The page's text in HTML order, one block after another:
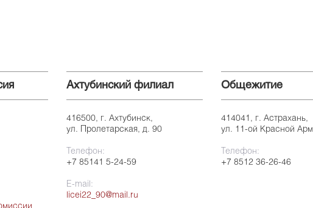
Ахтубинский филиал
416500, г. Ахтубинск,
ул. Пролетарская, д. 90
Телефон:
+7 85141 5-24-59
E-mail:
licei22_90@mail.ru
Общежитие
414041, г. Астрахань,
ул. 11-ой Красной
Телефон:
+7 8512 36-26-46